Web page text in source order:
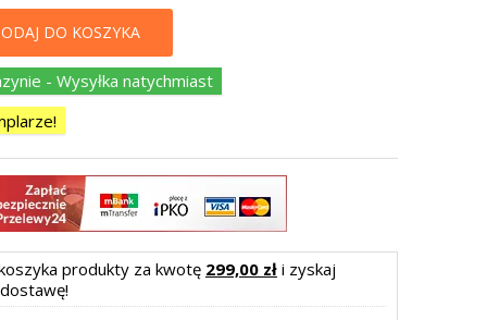
DO KOSZYKA
- Wysyłka natychmiast
produkty za kwotę 299,00 złi zyskaj